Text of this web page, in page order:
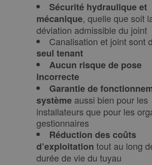
Sécurité hydraulique et
mécanique, quelle que soit
déviation admissible du joint
Canalisation et joint sont
seul tenant
Aucun risque de pose
incorrecte
Garantie de
système aussi bien pour les
installateurs que pour les
gestionnaires
Réduction des coûts
d’exploitation tout au long
durée de vie du tuyau